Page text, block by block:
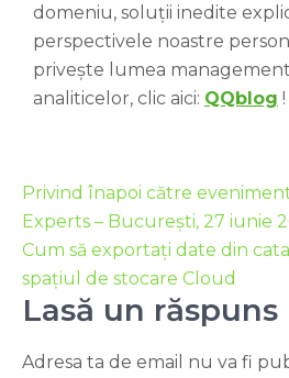
domeniu, soluții inedite
perspectivele noastre
privește lumea
analiticelor, clic aici: QQblog !
Privind înapoi către
Experts – București, 27 iunie
Cum să exportați date din
spațiul de stocare Cloud
Lasă un răspuns
Adresa ta de email nu va fi